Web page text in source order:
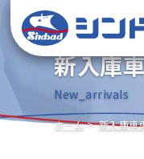
新入庫
New_arrivals
ホーム 新入庫車